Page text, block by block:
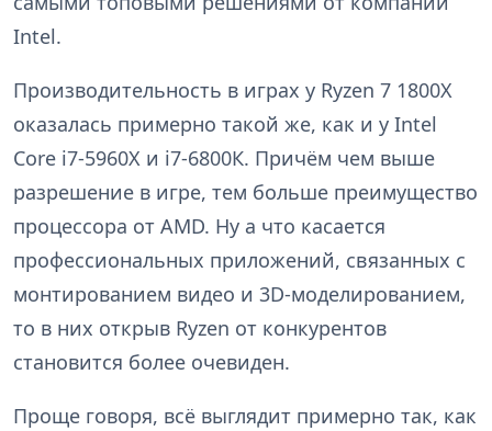
Intel.
Производительность в играх у Ryzen 7 1800X
оказалась примерно такой же, как и у Intel
Core i7-5960X и i7-6800К. Причём чем выше
разрешение в игре, тем больше преимущество
процессора от AMD. Ну а что касается
профессиональных приложений, связанных с
монтированием видео и 3D-моделированием,
то в них открыв Ryzen от конкурентов
становится более очевиден.
Проще говоря, всё выглядит примерно так, как